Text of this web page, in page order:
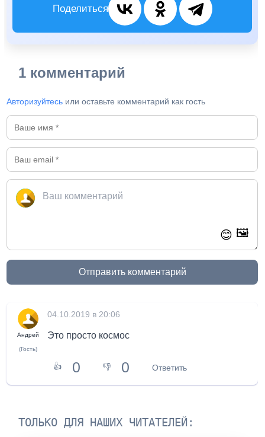
Поделиться
1 комментарий
Авторизуйтесь или оставьте комментарий как гость
😊 🖼️
Отправить комментарий
Андрей
(Гость)
04.10.2019 в 20:06
Это просто космос
👍 0 👎 0 Ответить
ТОЛЬКО ДЛЯ НАШИХ ЧИТАТЕЛЕЙ: